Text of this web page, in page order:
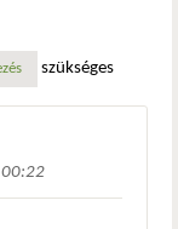
szükséges